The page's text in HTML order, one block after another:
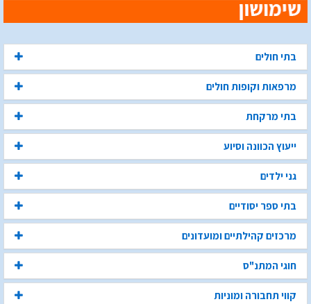
בתי חולים
מרפאות וקופות חולים
בתי מרקחת
ייעוץ הכוונה וסיוע
גני ילדים
בתי ספר יסודיים
מרכזים קהילתיים ומועדונים
חוגי המתנ"ס
קווי תחבורה ומוניות